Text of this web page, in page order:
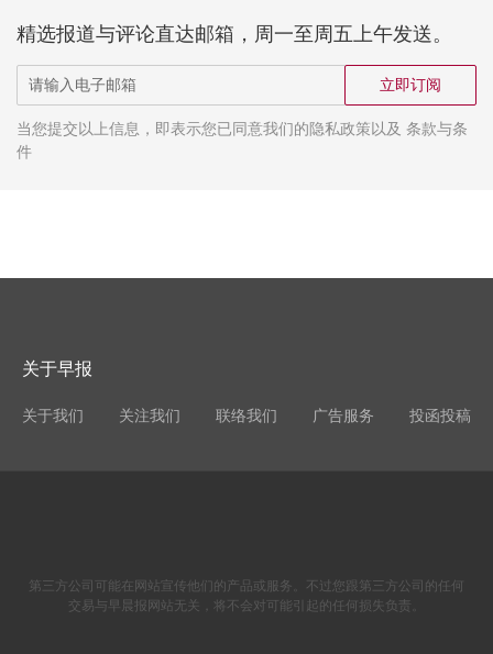
精选报道与评论直达邮箱，周一至周五上午发送。
立即订阅
当您提交以上信息，即表示您已同意我们的隐私政策以及 条款与条
件
关于早报
关于我们 关注我们 联络我们 广告服务 投函投稿
第三方公司可能在网站宣传他们的产品或服务。不过您跟第三方公司的任何
交易与早晨报网站无关，将不会对可能引起的任何损失负责。